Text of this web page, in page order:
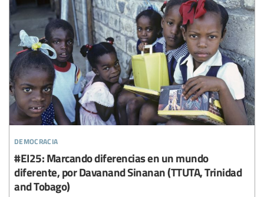
democracia
#EI25: Marcando diferencias en un mundo
diferente, por Davanand Sinanan (TTUTA, Trinidad
and Tobago)